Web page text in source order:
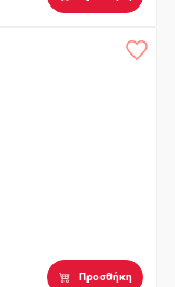
Προσθήκη